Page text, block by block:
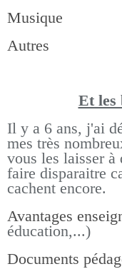
Musique
Autres
Et les
Il y a 6 ans, j'ai
mes très
vous les laisser à
faire disparaitre
cachent encore.
Avantages
éducation,...)
Documents